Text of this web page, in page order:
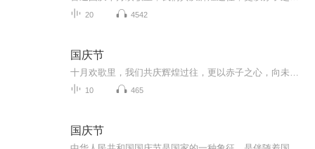
20 4542
国庆节
10 465
国庆节